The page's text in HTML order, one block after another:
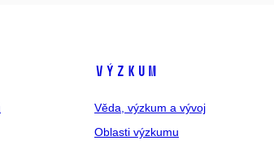
VÝZKUM
Věda, výzkum a vývoj
Oblasti výzkumu